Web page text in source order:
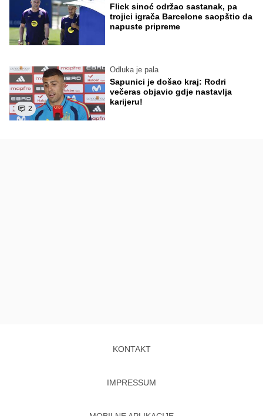
Flick sinoć održao sastanak, pa
trojici igrača Barcelone saopštio da
napuste pripreme
2
Odluka je pala
Sapunici je došao kraj: Rodri
večeras objavio gdje nastavlja
karijeru!
KONTAKT
IMPRESSUM